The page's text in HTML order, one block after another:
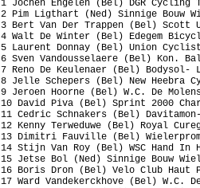
1 Jochen Engelen (Bel) DGR
2 Pim Ligthart (Ned) Sinnige Bouw
3 Bert Van Der Trappen (Bel) Scott
4 Walt De Winter (Bel) Edegem
5 Laurent Donnay (Bel) Union
6 Sven Vandousselaere (Bel) Kon.
7 Reno De Keulenaer (Bel) Bodysol-
8 Jelle Schepers (Bel) New Heebra
9 Jeroen Hoorne (Bel) W.C. De
10 David Piva (Bel) Sprint 2000
11 Cedric Schnakers (Bel)
12 Kenny Terweduwe (Bel) Royal
13 Dimitri Fauville (Bel)
14 Stijn Van Roy (Bel) WSC Hand In
15 Jetse Bol (Ned) Sinnige Bouw
16 Boris Dron (Bel) Velo Club Haut
17 Ward Vandekerckhove (Bel) W.C.